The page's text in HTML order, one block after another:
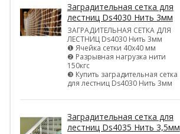
Заградительная сетка для
лестниц Ds4030 Нить 3мм
ЗАГРАДИТЕЛЬНАЯ СЕТКА ДЛЯ
ЛЕСТНИЦ Ds4030 Нить 3мм
❶ Ячейка сетки 40х40 мм
❷ Разрывная нагрузка нити
150кгс
❸ Купить заградительная сетка
для лестниц Ds4030 Нить 3мм
Заградительная сетка для
лестниц Ds4035 Нить 3,5мм